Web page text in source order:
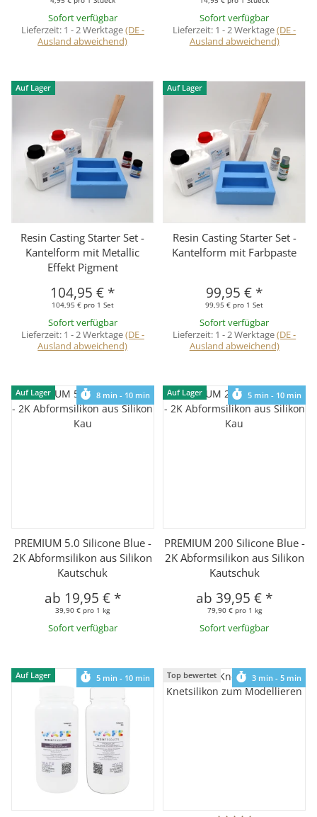
Sofort verfügbar
Lieferzeit: 1 - 2 Werktage(DE -
Ausland abweichend)
Sofort verfügbar
Lieferzeit: 1 - 2 Werktage(DE -
Ausland abweichend)
Auf Lager
Resin Casting Starter Set -
Kantelform mit Metallic
Effekt Pigment
104,95 € *
104,95 € pro 1 Set
Sofort verfügbar
Lieferzeit: 1 - 2 Werktage(DE -
Ausland abweichend)
Auf Lager
Resin Casting Starter Set -
Kantelform mit Farbpaste
99,95 € *
99,95 € pro 1 Set
Sofort verfügbar
Lieferzeit: 1 - 2 Werktage(DE -
Ausland abweichend)
Auf Lager 8 min - 10 min
PREMIUM 5.0 Silicone Blue -
2K Abformsilikon aus Silikon
Kautschuk
ab 19,95 € *
39,90 € pro 1 kg
Sofort verfügbar
Auf Lager 5 min - 10 min
PREMIUM 200 Silicone Blue -
2K Abformsilikon aus Silikon
Kautschuk
ab39,95 € *
79,90 € pro 1 kg
Sofort verfügbar
Auf Lager 5 min - 10 min Top bewertet 3 min - 5 min